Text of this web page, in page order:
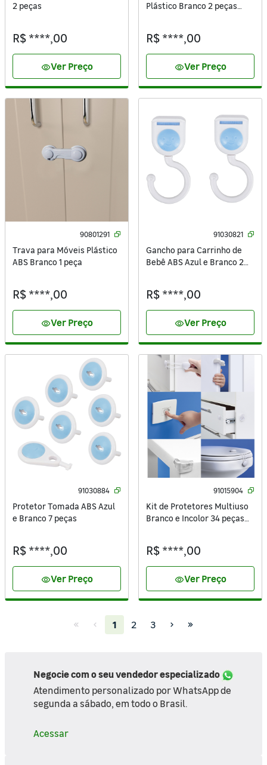
2 peças
R$ ****,00
visibilityVer Preço
Plástico Branco 2 peças
R$ ****,00
visibilityVer Preço
90801291
Trava para Móveis Plástico
ABS Branco 1 peça
R$ ****,00
visibilityVer Preço
91030821
Gancho para Carrinho de
Bebê ABS Azul e Branco 2
R$ ****,00
visibilityVer Preço
91030884
Protetor Tomada ABS Azul
e Branco 7 peças
R$ ****,00
visibilityVer Preço
91015904
Kit de Protetores Multiuso
Branco e Incolor 34 peças
R$ ****,00
visibilityVer Preço
1(current)
2 3
Negocie com o seu vendedor especializado
Atendimento personalizado por WhatsApp de
segunda a sábado, em todo o Brasil.
Acessar